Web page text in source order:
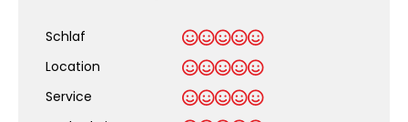
Schlaf
Location
Service